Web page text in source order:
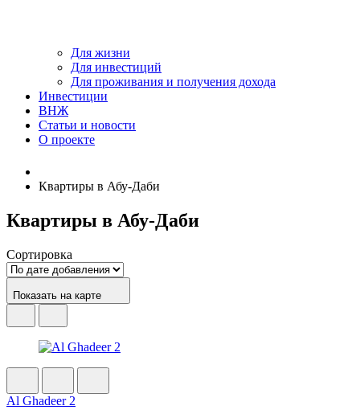
Для жизни
Для инвестиций
Для проживания и получения дохода
Инвестиции
ВНЖ
Статьи и новости
О проекте
Квартиры в Абу-Даби
Квартиры в Абу-Даби
Сортировка
Показать на карте
Al Ghadeer 2